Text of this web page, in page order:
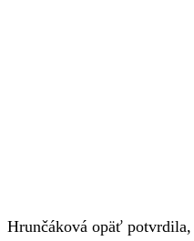
Hrunčáková opäť